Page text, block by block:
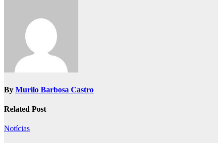
By Murilo Barbosa Castro
Related Post
Notícias